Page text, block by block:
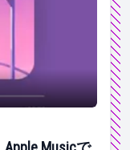
Musicで同じプレ